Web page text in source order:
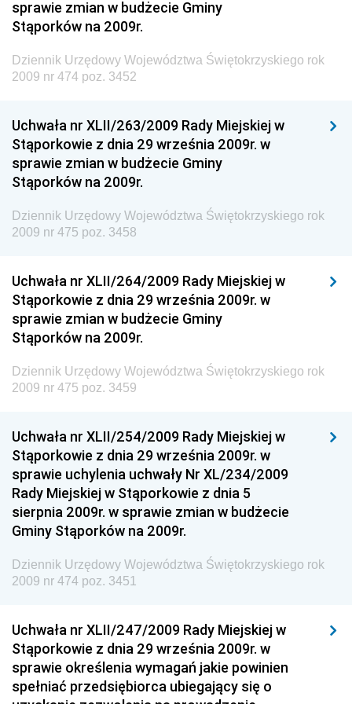
Dziennik Urzędowy Ministra Infrastruktury i Rozwoju
Dziennik Urzędowy Głównego Inspektoratu Ochrony
Środowiska
Dziennik Urzędowy Generalnej Dyrekcji Ochrony
Dziennik Urzędowy Ministerstwa Administracji,
Gospodarki Terenowej i Ochrony Środowiska
Dziennik Urzędowy Ministerstwa Administracji i
Gospodarki Przestrzennej
Dziennik Urzędowy Unii Europejskiej, L
Dziennik Urzędowy Ministerstwa Przemysłu
Chemicznego i Lekkiego
Dziennik Urzędowy Ministerstwa Rolnictwa i
Gospodarki Żywnościowej
Dziennik Urzędowy Ministra Rodziny, Pracy i Polityki
Społecznej
Dziennik Urzędowy Ministra Rozwoju
Dziennik Urzędowy Ministra Infrastruktury i
Budownictwa
Dziennik Urzędowy Ministra Gospodarki Morskiej i
Żeglugi Śródlądowej
Dziennik Urzędowy Ministra Energii
Dziennik Urzędowy Ministra Finansów
Dziennik Urzędowy Ministra Rozwoju i Finansów
Dziennik Urzędowy Wyższego Urzędu Górniczego
Dziennik Urzędowy Prezesa Urzędu Transportu
sprawie zmian w budżecie Gminy
Stąporków na 2009r.
Dziennik Urzędowy Województwa Świętokrzyskiego rok
2009 nr 474 poz. 3452
Uchwała nr XLII/263/2009 Rady Miejskiej w
Stąporkowie z dnia 29 września 2009r. w
sprawie zmian w budżecie Gminy
Stąporków na 2009r.
Dziennik Urzędowy Województwa Świętokrzyskiego rok
2009 nr 475 poz. 3458
Uchwała nr XLII/264/2009 Rady Miejskiej w
Stąporkowie z dnia 29 września 2009r. w
sprawie zmian w budżecie Gminy
Stąporków na 2009r.
Dziennik Urzędowy Województwa Świętokrzyskiego rok
2009 nr 475 poz. 3459
Uchwała nr XLII/254/2009 Rady Miejskiej w
Stąporkowie z dnia 29 września 2009r. w
sprawie uchylenia uchwały Nr XL/234/2009
Rady Miejskiej w Stąporkowie z dnia 5
sierpnia 2009r. w sprawie zmian w budżecie
Gminy Stąporków na 2009r.
Dziennik Urzędowy Województwa Świętokrzyskiego rok
2009 nr 474 poz. 3451
Uchwała nr XLII/247/2009 Rady Miejskiej w
Stąporkowie z dnia 29 września 2009r. w
sprawie określenia wymagań jakie powinien
spełniać przedsiębiorca ubiegający się o